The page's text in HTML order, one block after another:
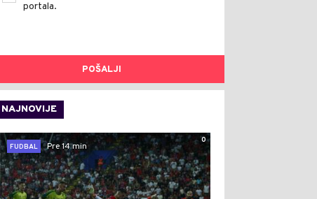
portala.
POŠALJI
NAJNOVIJE
0
FUDBAL
Pre 14 min